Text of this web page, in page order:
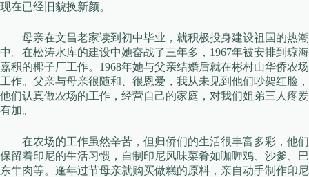
现在已经旧貌换新颜。
母亲在文昌老家读到初中毕业，就积极投身建设祖国的热潮
中。在松涛水库的建设中她奋战了三年多，1967年被安排到琼海
嘉积的椰子厂工作。1968年她与父亲结婚后就在彬村山华侨农场
工作。父亲与母亲很随和、很恩爱，我从未见到他们吵架红脸，
他们认真做农场的工作，经营自己的家庭，对我们姐弟三人疼爱
有加。
在农场的工作虽然辛苦，但归侨们的生活很丰富多彩，他们
保留着印尼的生活习惯，自制印尼风味菜肴如咖喱鸡、沙爹、巴
东牛肉等。逢年过节母亲就购买做糕的原料，亲自动手制作印尼